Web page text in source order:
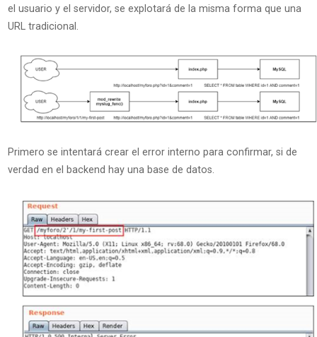
el usuario y el servidor, se explotará de la misma forma que una
URL tradicional.
Primero se intentará crear el error interno para confirmar, si de
verdad en el backend hay una base de datos.